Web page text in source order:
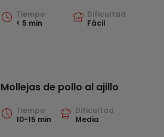
Tiempo
< 5 min
Dificultad
Fácil
Mollejas de pollo al ajillo
Tiempo
10-15 min
Dificultad
Media